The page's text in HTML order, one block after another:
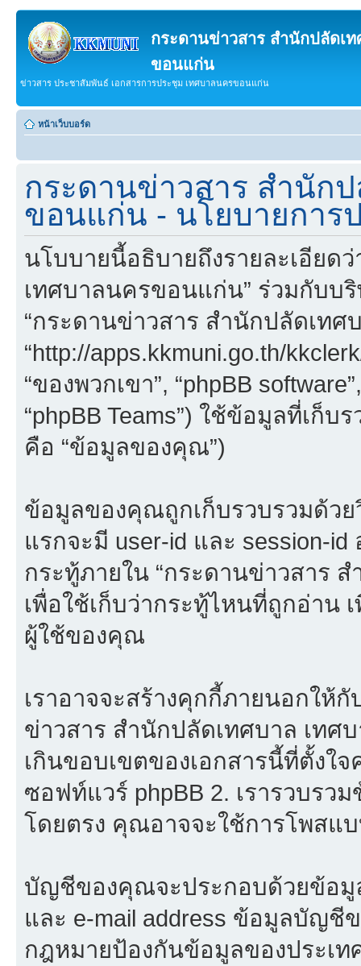
กระดานข่าวสาร สำนักปลัดเ
ขอนแก่น
ข่าวสาร ประชาสัมพันธ์ เอกสารการประชุม เทศบาลนครขอนแก่น
หน้าเว็บบอร์ด
กระดานข่าวสาร สำนัก
ขอนแก่น - นโยบายการ
นโบบายนี้อธิบายถึงรายละเอียด
เทศบาลนครขอนแก่น” ร่วมกับบริ
“กระดานข่าวสาร สำนักปลัดเท
“http://apps.kkmuni.go.th/
“ของพวกเขา”, “phpBB
“phpBB Teams”) ใช้ข้อมูลที่เก็
คือ “ข้อมูลของคุณ”)
ข้อมูลของคุณถูกเก็บรวบรวมด้ว
แรกจะมี user-id และ session-
กระทู้ภายใน “กระดานข่าวสาร
เพื่อใช้เก็บว่ากระทู้ไหนที่ถูกอ่าน
ผู้ใช้ของคุณ
เราอาจจะสร้างคุกกี้ภายนอกให้
ข่าวสาร สำนักปลัดเทศบาล เทศ
เกินขอบเขตของเอกสารนี้ที่ตั้งใ
ซอฟท์แวร์ phpBB 2. เรารวบรว
โดยตรง คุณอาจจะใช้การโพสแ
บัญชีของคุณจะประกอบด้วยข้อมู
และ e-mail address ข้อมูลบัญชี
กฎหมายป้องกันข้อมูลของประเ